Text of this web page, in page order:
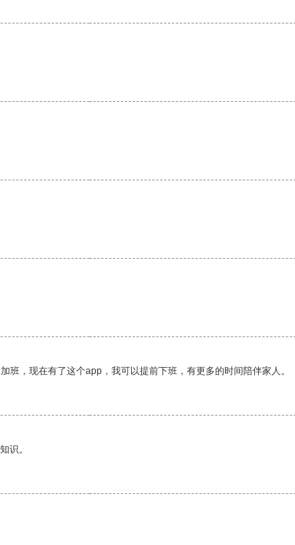
，现在有了这个app，我可以提前下班，有更多的时间陪伴家人。
识。